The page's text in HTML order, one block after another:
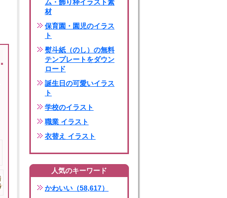
ム・飾り枠イラスト素
材
保育園・園児のイラス
ト
熨斗紙（のし）の無料
テンプレートをダウン
ロード
誕生日の可愛いイラス
ト
学校のイラスト
職業 イラスト
衣替え イラスト
人気のキーワード
かわいい（58,617）